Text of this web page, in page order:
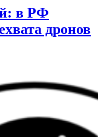
в РФ
дронов